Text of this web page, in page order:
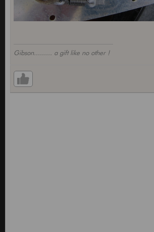
Gibson......... a gift like no other !